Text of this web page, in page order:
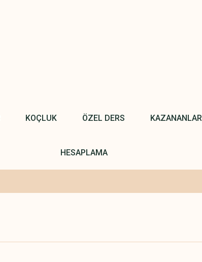
KOÇLUK ÖZEL DERS KAZANANLAR
HESAPLAMA